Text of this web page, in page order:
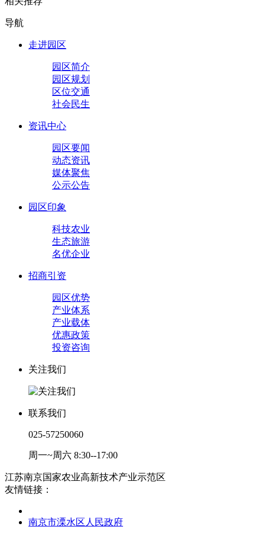
导航
走进园区
园区简介
园区规划
区位交通
社会民生
资讯中心
园区要闻
动态资讯
媒体聚焦
公示公告
园区印象
科技农业
生态旅游
名优企业
招商引资
园区优势
产业体系
产业载体
优惠政策
投资咨询
关注我们
联系我们
025-57250060
周一~周六 8:30--17:00
江苏南京国家农业高新技术产业示范区
友情链接：
南京市溧水区人民政府